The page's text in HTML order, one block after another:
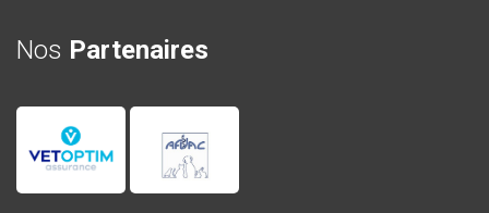
Nos Partenaires